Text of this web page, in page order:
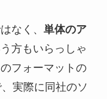
なく、 単体のア
方もいらっしゃ
フォーマットの
実際に同社のソ